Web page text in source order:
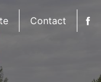
Contact